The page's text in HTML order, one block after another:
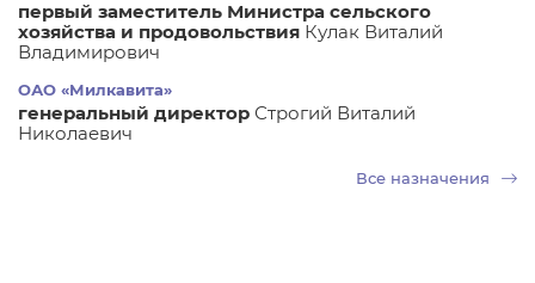
первый заместитель Министра сельского
хозяйства и продовольствия Кулак Виталий
Владимирович
ОАО «Милкавита»
генеральный директор Строгий Виталий
Николаевич
Все назначения